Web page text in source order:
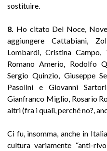
sostituire.
8. Ho citato Del Noce,
aggiungere Cattabiani,
Lombardi, Cristina Campo,
Romano Amerio, Rodolfo
Sergio Quinzio, Giuseppe
Pasolini e Giovanni
Gianfranco Miglio, Rosario
altri (fra i quali, perché no?,
Ci fu, insomma, anche in
cultura variamente “anti-